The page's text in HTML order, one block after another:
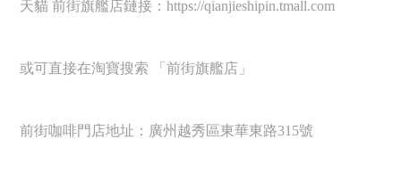
天貓 前街旗艦店鏈接：https://qianjieshipin.tmall.com
或可直接在淘寶搜索 「前街旗艦店」
前街咖啡門店地址：廣州越秀區東華東路315號